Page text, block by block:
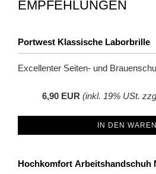
EMPFEHLUNGEN
Portwest Klassische Laborbrille
Excellenter Seiten- und
6,90 EUR (inkl. 19% USt.
IN DEN
Hochkomfort Arbeitshandschuh